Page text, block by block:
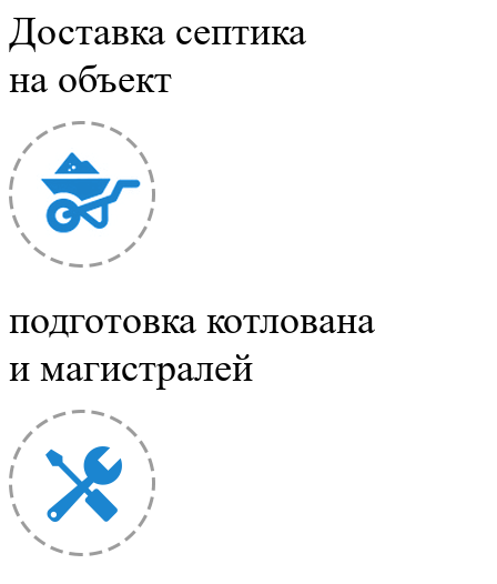
Доставка септика
на объект
подготовка котлована
и магистралей
РАСЧЕТ СМЕТЫ ОНЛАЙН!